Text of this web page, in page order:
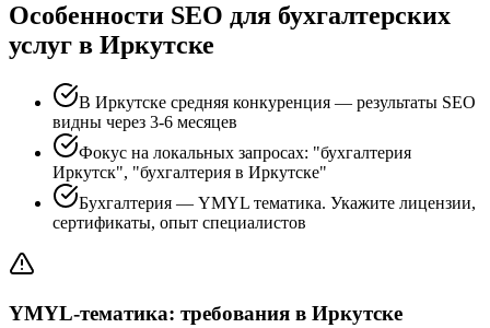
Особенности SEO для бухгалтерских
услуг в Иркутске
В Иркутске средняя конкуренция — результаты SEO
видны через 3-6 месяцев
Фокус на локальных запросах: "бухгалтерия
Иркутск", "бухгалтерия в Иркутске"
Бухгалтерия — YMYL тематика. Укажите лицензии,
сертификаты, опыт специалистов
YMYL-тематика: требования в Иркутске